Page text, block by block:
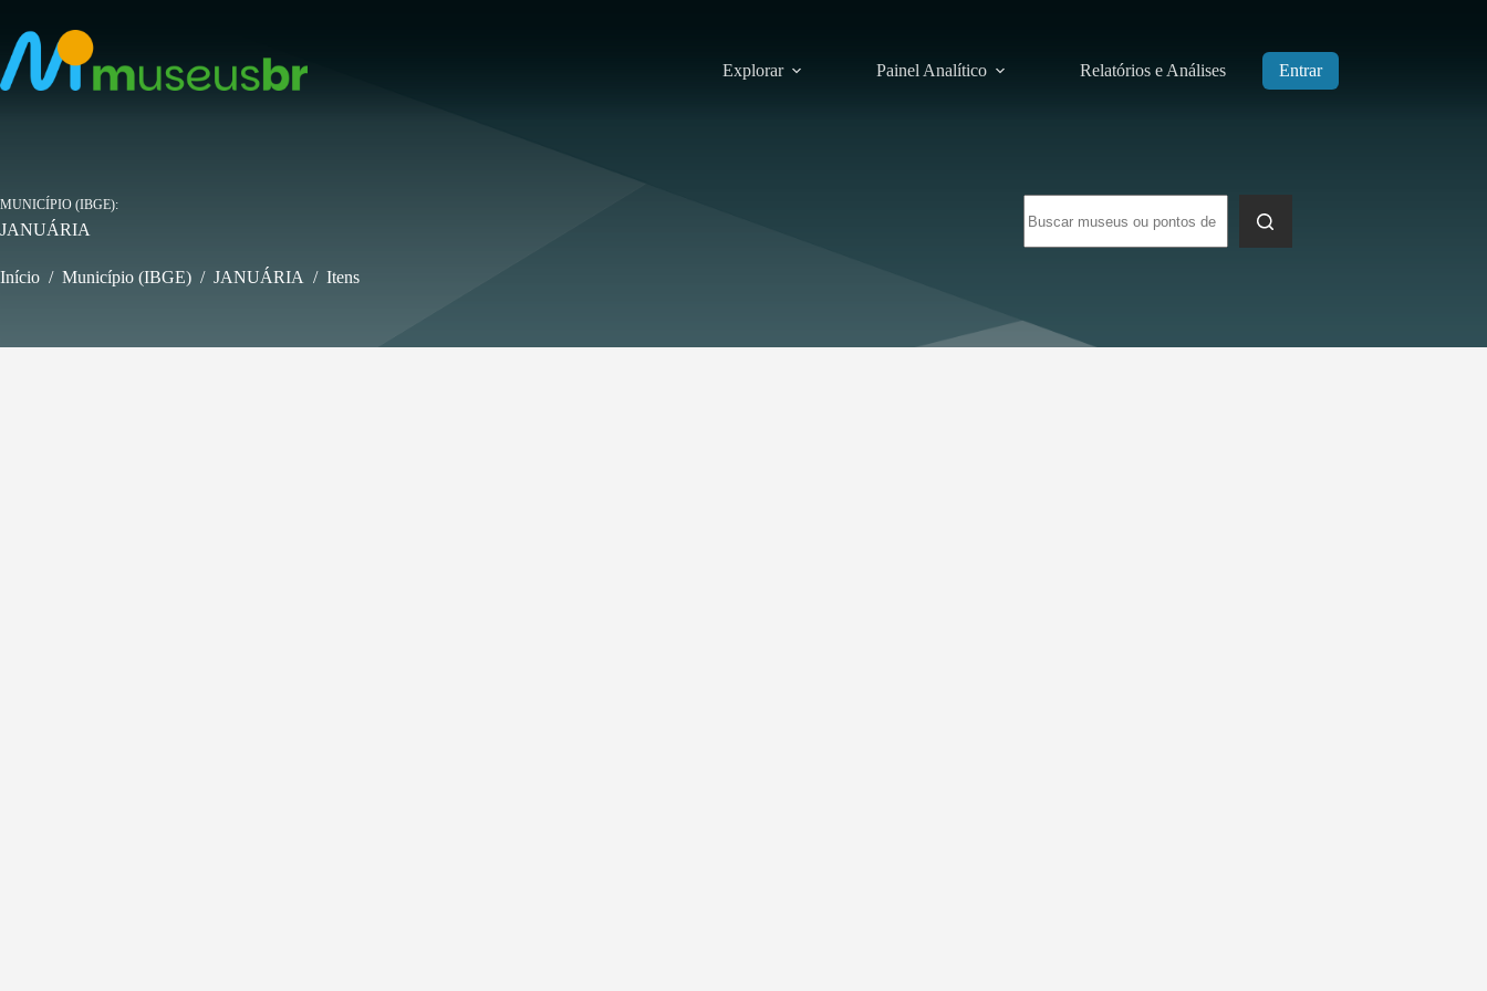
para
conteúdo
Explorar Painel Analítico Relatórios e Análises Entrar
resultados
MUNICÍPIO (IBGE)
JANUÁRIA
Início / Município (IBGE) / JANUÁRIA / Itens